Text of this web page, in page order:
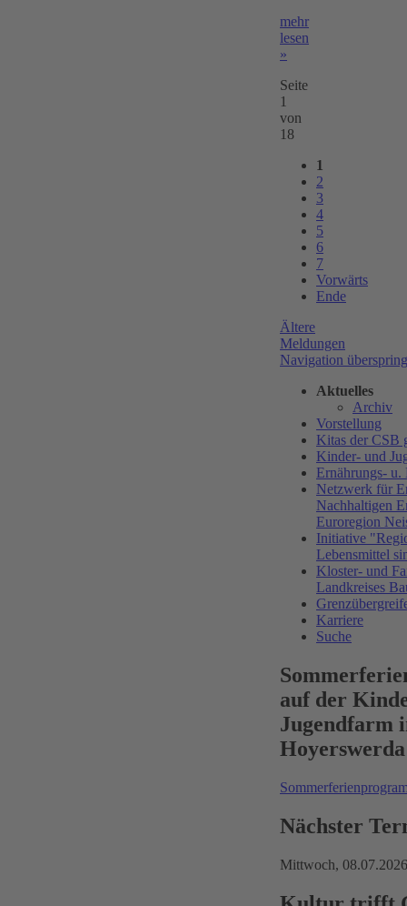
mehr
lesen
»
Seite
1
von
18
1
2
3
4
5
6
7
Vorwärts
Ende
Ältere
Meldungen
Navigation
Aktuelles
Archiv
Vorstellung
Kitas der CSB
Kinder- und
Ernährungs- u.
Netzwerk für
Nachhaltigen
Euroregion
Initiative
Lebensmittel
Kloster- und
Landkreises
Karriere
Suche
auf der
Jugendfarm
Hoyerswerda
Nächster
Mittwoch, 08.07.2026